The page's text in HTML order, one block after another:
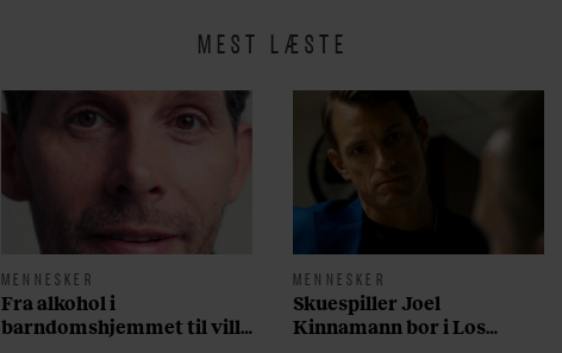
MEST LÆSTE
MENNESKER
Fra alkohol i
barndomshjemmet til villa
MENNESKER
Skuespiller Joel
Kinnamann bor i Los